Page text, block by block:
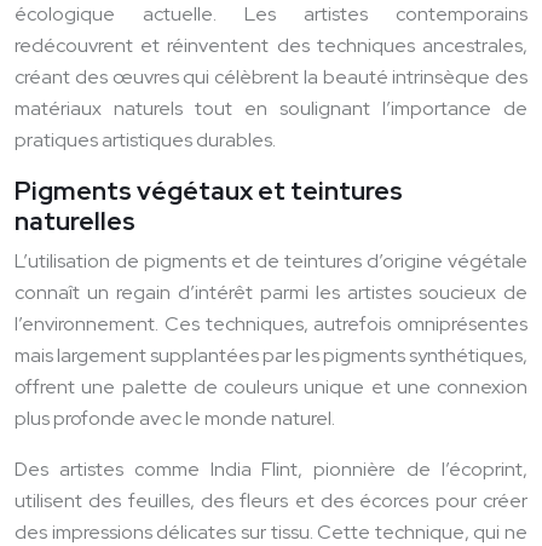
écologique actuelle. Les artistes contemporains
redécouvrent et réinventent des techniques ancestrales,
créant des œuvres qui célèbrent la beauté intrinsèque des
matériaux naturels tout en soulignant l’importance de
pratiques artistiques durables.
Pigments végétaux et teintures
naturelles
L’utilisation de pigments et de teintures d’origine végétale
connaît un regain d’intérêt parmi les artistes soucieux de
l’environnement. Ces techniques, autrefois omniprésentes
mais largement supplantées par les pigments synthétiques,
offrent une palette de couleurs unique et une connexion
plus profonde avec le monde naturel.
Des artistes comme India Flint, pionnière de l’écoprint,
utilisent des feuilles, des fleurs et des écorces pour créer
des impressions délicates sur tissu. Cette technique, qui ne